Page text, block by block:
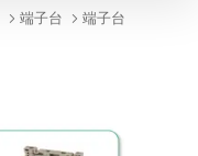
端子台
端子台